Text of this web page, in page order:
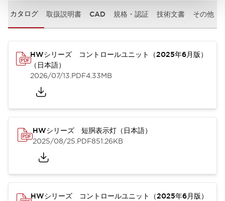
カタログ 取扱説明書 CAD 規格・認証 技術文書 その他
HWシリーズ コントロールユニット（2025年6月版）
（日本語）
2026/07/13.PDF4.33MB
HWシリーズ 短胴表示灯（日本語）
2025/08/25.PDF851.26KB
HWシリーズ コントロールユニット（2025年6月版）